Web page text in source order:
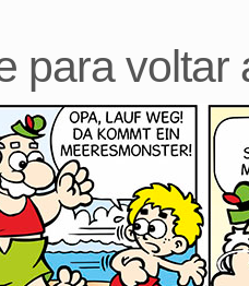
para voltar